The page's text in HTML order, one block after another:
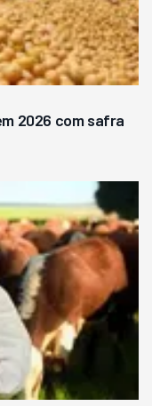
2026 com safra